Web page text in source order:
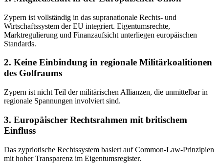
Zypern ist vollständig in das supranationale Rechts- und
Wirtschaftssystem der EU integriert. Eigentumsrechte,
Marktregulierung und Finanzaufsicht unterliegen europäischen
Standards.
2. Keine Einbindung in regionale Militärkoalitionen
des Golfraums
Zypern ist nicht Teil der militärischen Allianzen, die unmittelbar in
regionale Spannungen involviert sind.
3. Europäischer Rechtsrahmen mit britischem
Einfluss
Das zypriotische Rechtssystem basiert auf Common-Law-Prinzipien
mit hoher Transparenz im Eigentumsregister.